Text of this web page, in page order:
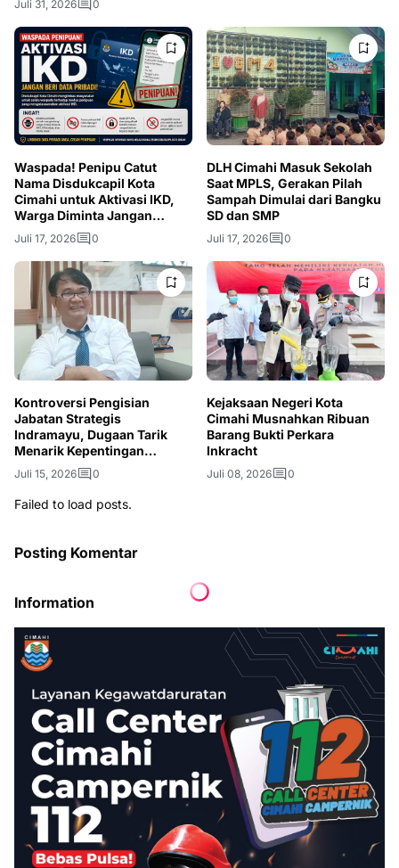
Juli 31, 2026 0
Waspada! Penipu Catut
Nama Disdukcapil Kota
Cimahi untuk Aktivasi IKD,
Warga Diminta Jangan
Berikan OTP
Juli 17, 2026 0
DLH Cimahi Masuk Sekolah
Saat MPLS, Gerakan Pilah
Sampah Dimulai dari Bangku
SD dan SMP
Juli 17, 2026 0
Kontroversi Pengisian
Jabatan Strategis
Indramayu, Dugaan Tarik
Menarik Kepentingan
Mencuat
Juli 15, 2026 0
Kejaksaan Negeri Kota
Cimahi Musnahkan Ribuan
Barang Bukti Perkara
Inkracht
Juli 08, 2026 0
Failed to load posts.
Posting Komentar
Information